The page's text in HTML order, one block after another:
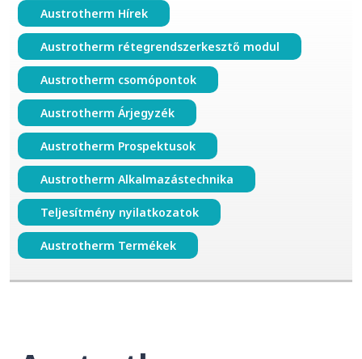
Austrotherm Hírek
Austrotherm rétegrendszerkesztő modul
Austrotherm csomópontok
Austrotherm Árjegyzék
Austrotherm Prospektusok
Austrotherm Alkalmazástechnika
Teljesítmény nyilatkozatok
Austrotherm Termékek